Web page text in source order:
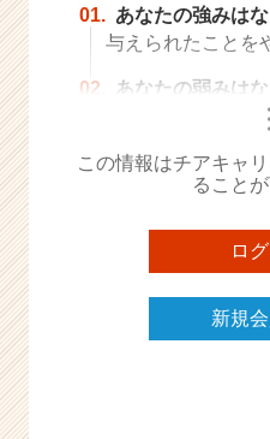
ト
が
く
サ
イ
ャ
リ
01. あなたの強みは
与えられたことを
02.
あなたの弱みは
・・・
この情報はチアキャ
ること
ロ
新規